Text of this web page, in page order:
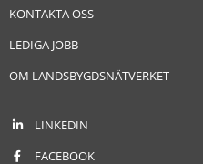
KONTAKTA OSS
LEDIGA JOBB
OM LANDSBYGDSNÄTVERKET
LINKEDIN
FACEBOOK